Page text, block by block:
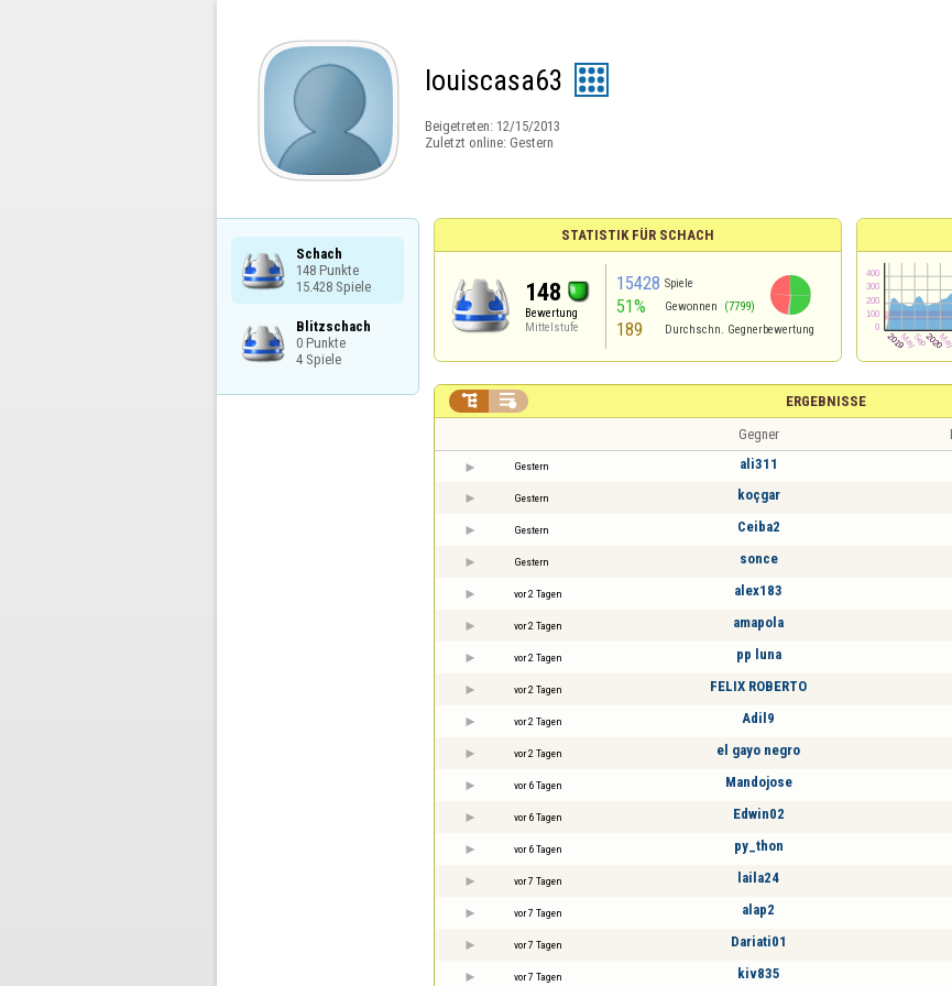
louiscasa63
Beigetreten: 12/15/2013
Zuletzt online: Gestern
Schach
148 Punkte
15.428 Spiele
Blitzschach
0 Punkte
4 Spiele
STATISTIK FÜR SCHACH
148
Bewertung
Mittelstufe
15428 Spiele
51% Gewonnen (7799)
189 Durchschn. Gegnerbewertung
ERGEBNISSE
 
Gegner
Gestern ali311
Gestern koçgar
Gestern Ceiba2
Gestern sonce
vor 2 Tagen alex183
vor 2 Tagen amapola
vor 2 Tagen pp luna
vor 2 Tagen FELIX ROBERTO
vor 2 Tagen Adil9
vor 2 Tagen el gayo negro
vor 6 Tagen Mandojose
vor 6 Tagen Edwin02
vor 6 Tagen py_thon
vor 7 Tagen laila24
vor 7 Tagen alap2
vor 7 Tagen Dariati01
vor 7 Tagen kiv835